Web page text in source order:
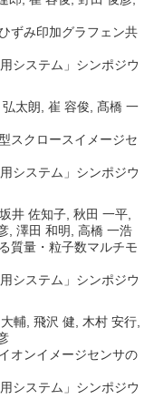
ずみ印加グラフェン共
システム」シンポジウ
弘太朗, 崔 容俊, 髙橋 一
スクロースイメージセ
システム」シンポジウ
井 佐知子, 秋田 一平,
, 澤田 和明, 高橋 一浩
質量・粒子数マルチモ
システム」シンポジウ
輔, 飛沢 健, 木村 安行,
オンイメージセンサの
システム」シンポジウ